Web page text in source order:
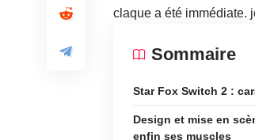
claque a été immédiate.
Sommaire
Star Fox Switch 2 :
Design et mise en
enfin ses muscles